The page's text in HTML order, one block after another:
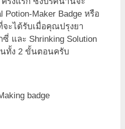
Potion-Maker Badge หรือ
ะได้รับเมื่อคุณปรุงยา
และ Shrinking Solution
ทั้ง 2 ขั้นตอนครับ